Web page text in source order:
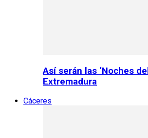
Así serán las ‘Noches
Extremadura
Cáceres